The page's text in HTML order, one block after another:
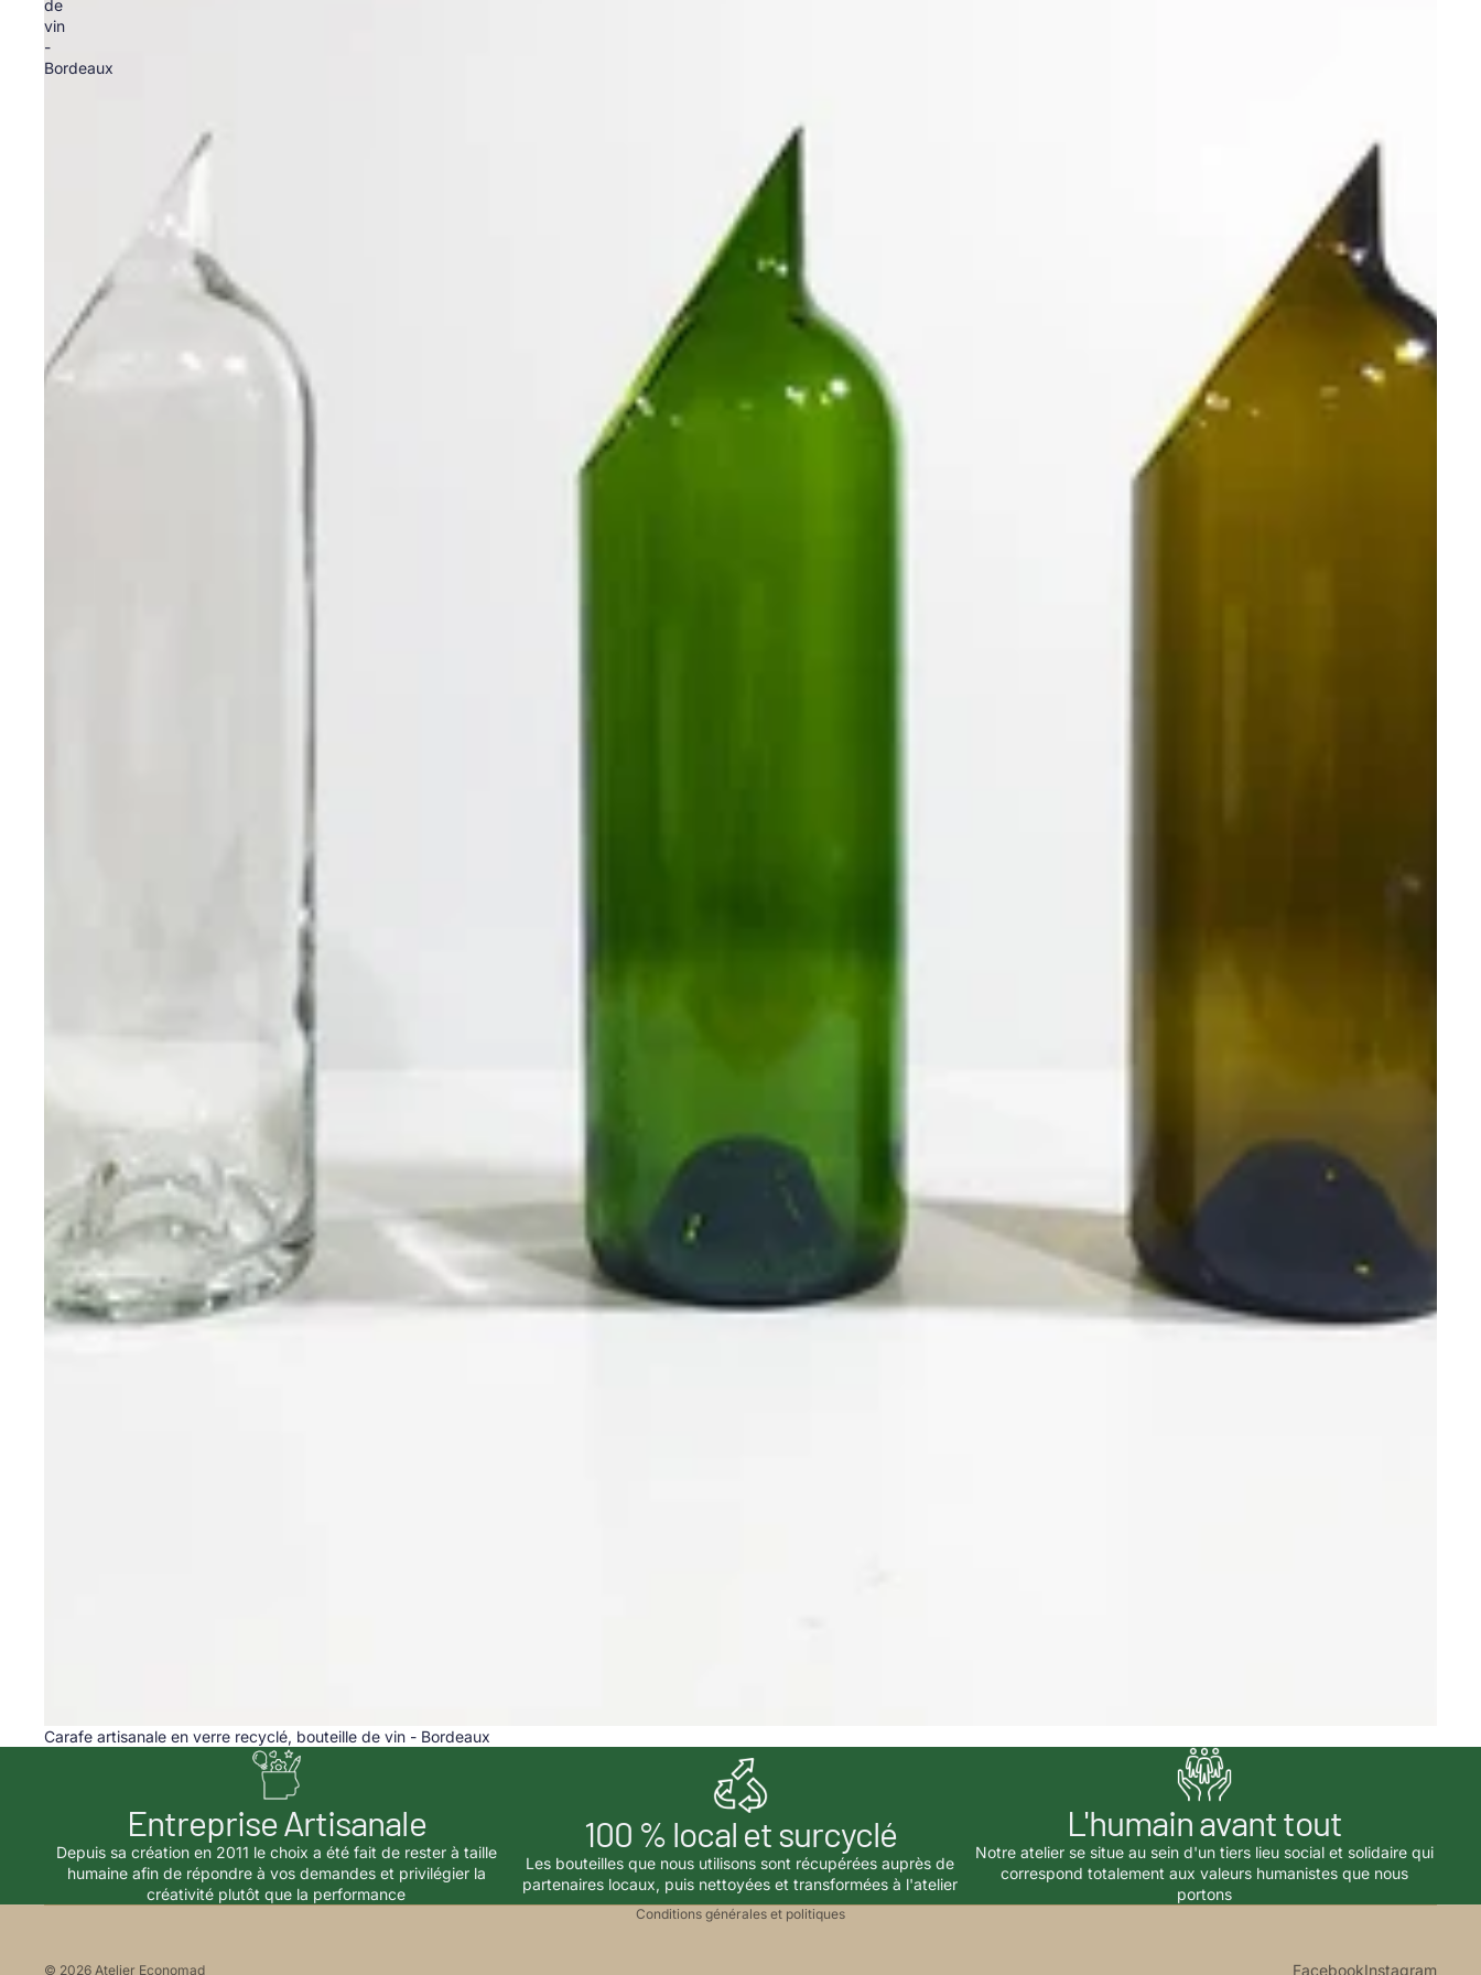
de
vin
-
Bordeaux
Carafe artisanale en verre recyclé, bouteille de vin - Bordeaux
Entreprise Artisanale
Depuis sa création en 2011 le choix a été fait de rester à taille
humaine afin de répondre à vos demandes et privilégier la
créativité plutôt que la performance
100 % local et surcyclé
Les bouteilles que nous utilisons sont récupérées auprès de
partenaires locaux, puis nettoyées et transformées à l'atelier
L'humain avant tout
Notre atelier se situe au sein d'un tiers lieu social et solidaire qui
correspond totalement aux valeurs humanistes que nous
portons
© 2026 Atelier Economad
Conditions générales et politiques
Politique de confidentialité
Coordonnées
Conditions d’utilisation
FacebookInstagram